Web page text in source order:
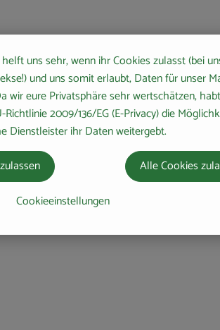
uns sehr, wenn ihr Cookies zulasst (bei
und uns somit erlaubt, Daten für unser
wir eure Privatsphäre sehr wertschätzen,
2009/136/EG (E-Privacy) die
Dienstleister ihr Daten weitergebt.
Cookieeinstellungen
Alle Cookies